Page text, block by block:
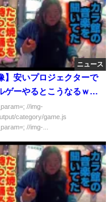
ニュース
】安いプロジェクターで
ゲーやるとこうなるｗｗ
//img-
category/game.js
//img-...